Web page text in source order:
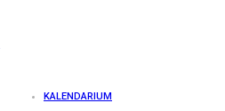
KALENDARIUM